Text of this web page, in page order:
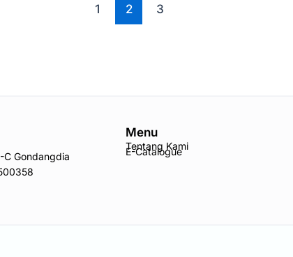
1 2 3
C Gondangdia
Menu
Tentang Kami
E-Catalogue